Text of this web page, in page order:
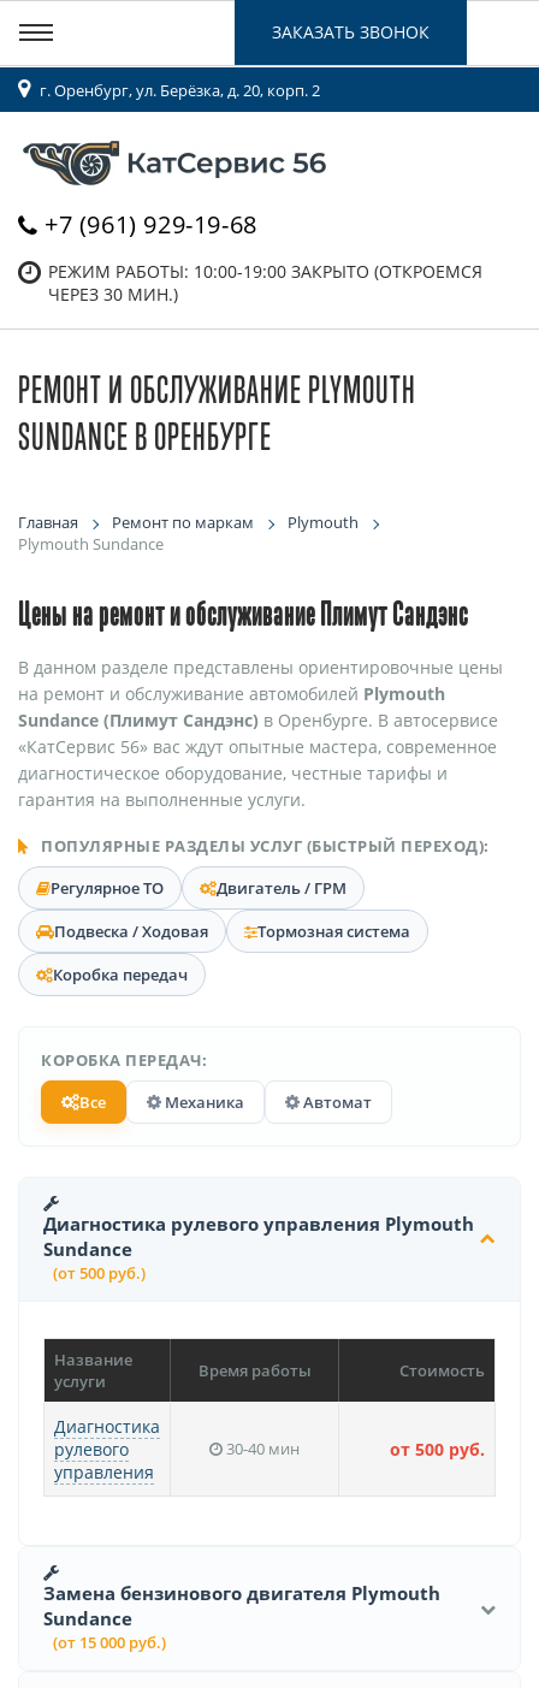
г. Оренбург, ул. Берёзка, д. 20, корп. 2
+7 (961) 929-19-68
РЕЖИМ РАБОТЫ: 10:00-19:00 ЗАКРЫТО (ОТКРОЕМСЯ
ЧЕРЕЗ 30 МИН.)
ЗАКАЗАТЬ ЗВОНОК
РЕМОНТ И ОБСЛУЖИВАНИЕ PLYMOUTH
SUNDANCE В ОРЕНБУРГЕ
Главная Ремонт по маркам
Plymouth
Plymouth Sundance
Цены на ремонт и обслуживание Плимут Сандэнс
В данном разделе представлены ориентировочные цены
на ремонт и обслуживание автомобилей Plymouth
Sundance (Плимут Сандэнс) в Оренбурге. В автосервисе
«КатСервис 56» вас ждут опытные мастера, современное
диагностическое оборудование, честные тарифы и
гарантия на выполненные услуги.
ПОПУЛЯРНЫЕ РАЗДЕЛЫ УСЛУГ (БЫСТРЫЙ ПЕРЕХОД):
Регулярное ТО
Двигатель / ГРМ
Подвеска / Ходовая
Тормозная система
Коробка передач
КОРОБКА ПЕРЕДАЧ:
Все
Механика Автомат
Диагностика рулевого управления Plymouth
Sundance
(от 500 руб.)
Название
услуги
Время работы Стоимость
Диагностика
рулевого
управления
30-40 мин от 500 руб.
Замена бензинового двигателя Plymouth
Sundance
(от 15 000 руб.)